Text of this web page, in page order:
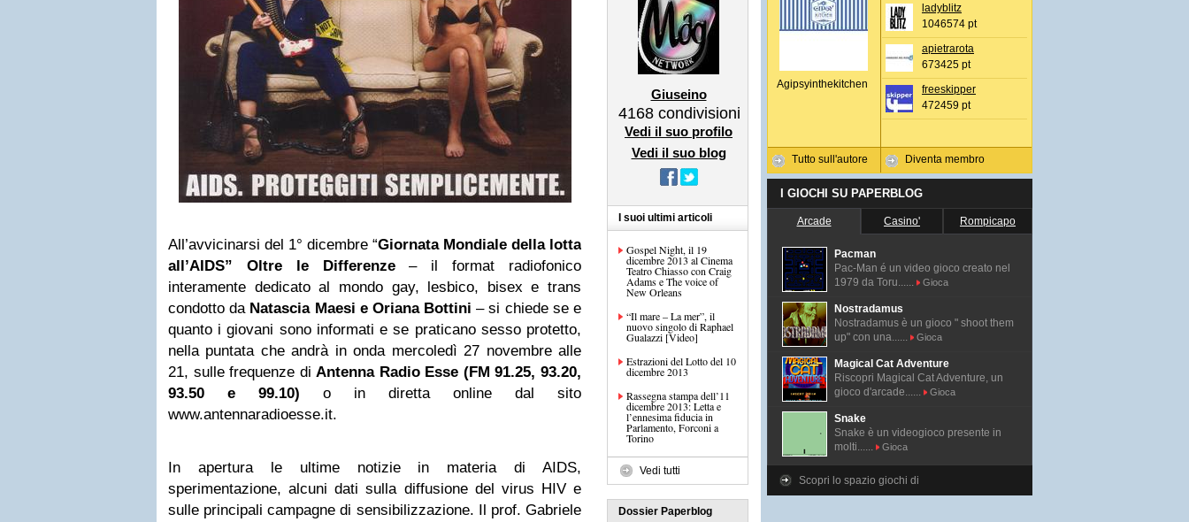
All’avvicinarsi del 1° dicembre “Giornata Mondiale della lotta
all’AIDS” Oltre le Differenze– il format radiofonico
interamente dedicato al mondo gay, lesbico, bisex e trans
condotto da Natascia Maesi e Oriana Bottini – si chiede se e
quanto i giovani sono informati e se praticano sesso protetto,
nella puntata che andrà in onda mercoledì 27 novembre alle
21, sulle frequenze diAntenna Radio Esse (FM 91.25, 93.20,
93.50 e 99.10) o in diretta online dal sito
www.antennaradioesse.it.
In apertura le ultime notizie in materia di AIDS,
sperimentazione, alcuni dati sulla diffusione del virus HIV e
sulle principali campagne di sensibilizzazione. Il prof. Gabriele
Giuseino
4168 condivisioni
Vedi il suo profilo
Vedi il suo blog
I suoi ultimi articoli
Gospel Night, il 19
dicembre 2013 al Cinema
Teatro Chiasso con Craig
Adams e The voice of
New Orleans
“Il mare – La mer”, il
nuovo singolo di Raphael
Gualazzi [Video]
Estrazioni del Lotto del 10
dicembre 2013
Rassegna stampa dell’11
dicembre 2013: Letta e
l’ennesima fiducia in
Parlamento, Forconi a
Torino
Vedi tutti
Dossier Paperblog
Agipsyinthekitchen
Tutto sull'autore
ladyblitz
1046574 pt
apietrarota
673425 pt
freeskipper
472459 pt
Diventa membro
I GIOCHI SU PAPERBLOG
Arcade Casino' Rompicapo
Pacman
Pac-Man é un video gioco creato nel
1979 da Toru......
Gioca
Nostradamus
Nostradamus è un gioco " shoot them
up" con una......
Gioca
Magical Cat Adventure
Riscopri Magical Cat Adventure, un
gioco d'arcade......
Gioca
Snake
Snake è un videogioco presente in
molti......
Gioca
Scopri lo spazio giochi di